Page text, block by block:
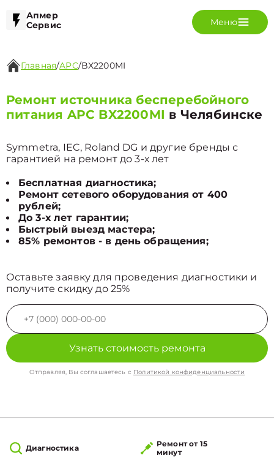
Апмер
Сервис
Меню
Главная/APC/BX2200MI
Ремонт источника бесперебойного
питания APC BX2200MI в Челябинске
Symmetra, IEC, Roland DG и другие бренды с
гарантией на ремонт до 3-х лет
Бесплатная диагностика;
Ремонт сетевого оборудования от 400
рублей;
До 3-х лет гарантии;
Быстрый выезд мастера;
85% ремонтов - в день обращения;
Оставьте заявку для проведения диагностики и
получите скидку до 25%
Узнать стоимость ремонта
Отправляя, Вы соглашаетесь с Политикой конфиденциальности
Диагностика
Ремонт от 15
минут